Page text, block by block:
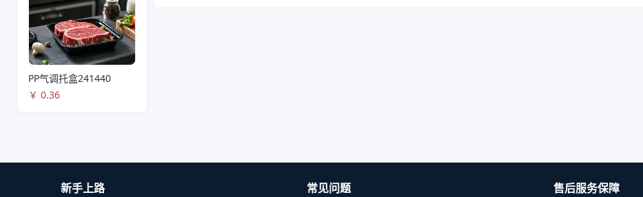
PP气调托盒241440
￥ 0.36
新手上路 常见问题 售后服务保障